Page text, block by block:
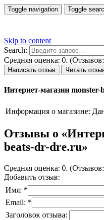
Toggle navigation Toggle
Skip to content
Search:
Средняя оценка: 0.
Написать отзыв Читать
Интернет-магазин monster-
Информация о магазине:
Отзывы о
beats-dr-dre.ru»
Средняя оценка: 0.
Добавить отзыв:
Имя: *
Email: *
Заголовок отзыва: